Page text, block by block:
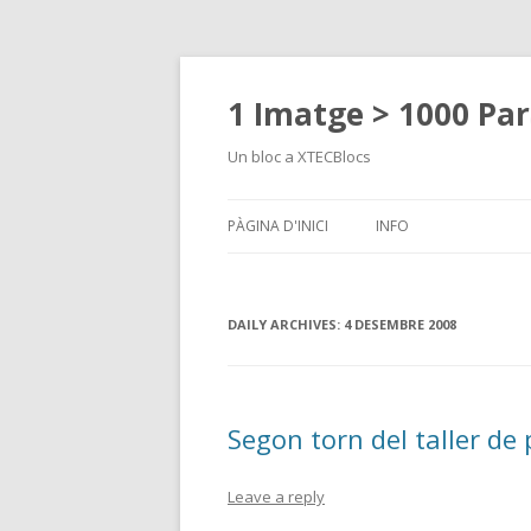
1 Imatge > 1000
Un bloc a XTECBlocs
PÀGINA D'INICI INFO
DAILY ARCHIVES: 4 DESEMBRE 2008
Segon torn del taller de
Leave a reply